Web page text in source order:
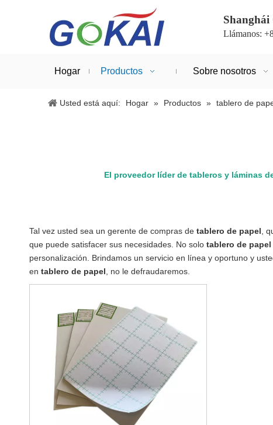
Llámanos:
Hogar Productos Sobre nosotros
Usted está aquí: Hogar » Productos » tablero de
El proveedor líder de tableros y láminas
Tal vez usted sea un gerente de compras de tablero de papel ,
que puede satisfacer sus necesidades. No solo tablero de papel
personalización. Brindamos un servicio en línea y oportuno y
en tablero de papel , no le defraudaremos.